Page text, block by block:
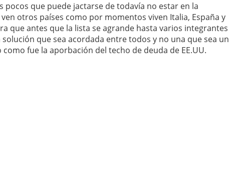
pocos que puede jactarse de todavía no estar en la
otros países como por momentos viven Italia, España y
que antes que la lista se agrande hasta varios integrantes
que sea acordada entre todos y no una que sea un
fue la aporbación del techo de deuda de EE.UU.